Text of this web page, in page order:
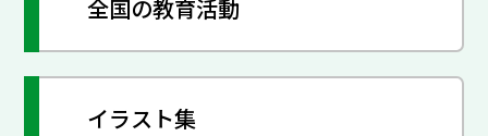
全国の教育活動
イラスト集